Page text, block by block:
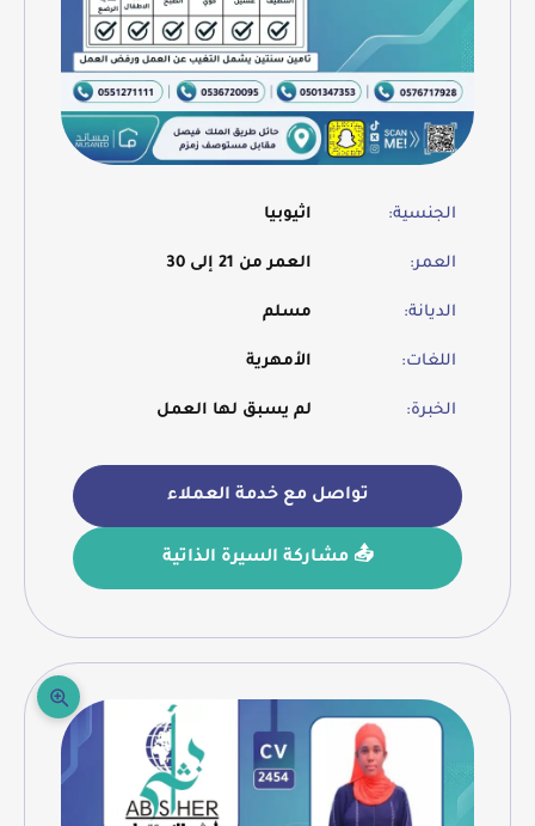
الجنسية: اثيوبيا
العمر: العمر من 21 إلى 30
الديانة: مسلم
اللغات: الأمهرية
الخبرة: لم يسبق لها العمل
تواصل مع خدمة العملاء
📤 مشاركة السيرة الذاتية